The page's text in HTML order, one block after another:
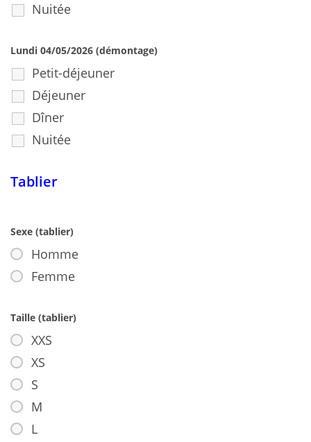
Nuitée
Lundi 04/05/2026 (démontage)
Petit-déjeuner
Déjeuner
Dîner
Nuitée
Tablier
Sexe (tablier)
Homme
Femme
Taille (tablier)
XXS
XS
S
M
L